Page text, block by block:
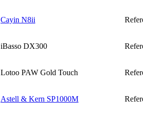
Cayin N8ii
iBasso DX300
Lotoo PAW Gold Touch
Astell & Kern SP1000M